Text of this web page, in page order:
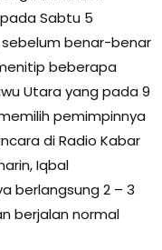
Sabtu 5
sebelum benar-benar
beberapa
Utara yang pada 9
pemimpinnya
di Radio Kabar
Iqbal
berlangsung 2 – 3
berjalan normal